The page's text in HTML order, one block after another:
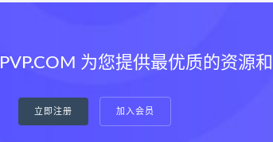
为您提供最优质的资源
立即注册 加入会员